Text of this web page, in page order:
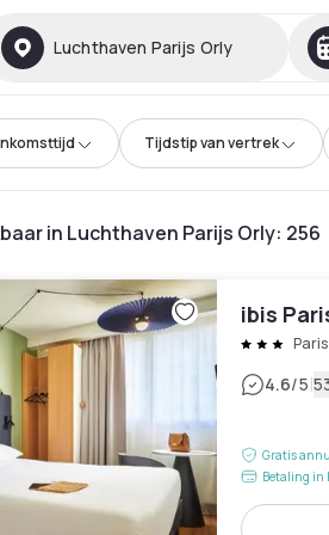
Luchthaven Parijs Orly
Tijdstip van vertrek
in Luchthaven Parijs Orly: 256
ibis
4.6/5|
Gratis
Betaling in